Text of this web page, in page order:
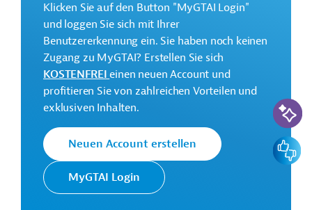
beitragen.
Das Entwicklungsprojekt soll voraussichtlich im Juni
2022 beginnen.
Geberbeitrag:
25 Millionen Euro (Zuschuss; vorgesehen)
Kontaktadressen
Klicken Sie auf den Button "MyGTAI Login"
und loggen Sie sich mit Ihrer
Benutzererkennung ein. Sie haben noch keinen
Zugang zu MyGTAI? Erstellen Sie sich
KOSTENFREIeinen neuen Account und
profitieren Sie von zahlreichen Vorteilen und
exklusiven Inhalten.
Neuen Account erstellen
MyGTAI Login
KI-